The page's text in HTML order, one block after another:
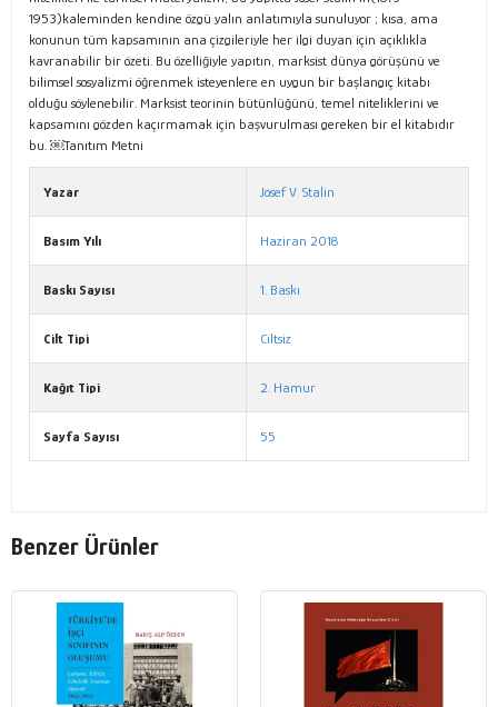
1953)kaleminden kendine özgü yalın anlatımıyla sunuluyor ; kısa, ama
konunun tüm kapsamının ana çizgileriyle her ilgi duyan için açıklıkla
kavranabilir bir özeti. Bu özelliğiyle yapıtın, marksist dünya görüşünü ve
bilimsel sosyalizmi öğrenmek isteyenlere en uygun bir başlangıç kitabı
olduğu söylenebilir. Marksist teorinin bütünlüğünü, temel niteliklerini ve
kapsamını gözden kaçırmamak için başvurulması gereken bir el kitabıdır
bu. ￼Tanıtım Metni
Yazar Josef V. Stalin
Basım Yılı Haziran 2018
Baskı Sayısı 1. Baskı
Cilt Tipi Ciltsiz
Kağıt Tipi 2. Hamur
Sayfa Sayısı 55
Benzer Ürünler